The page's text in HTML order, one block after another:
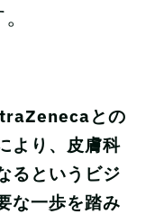
との
より、皮膚科
るというビジ
な一歩を踏み